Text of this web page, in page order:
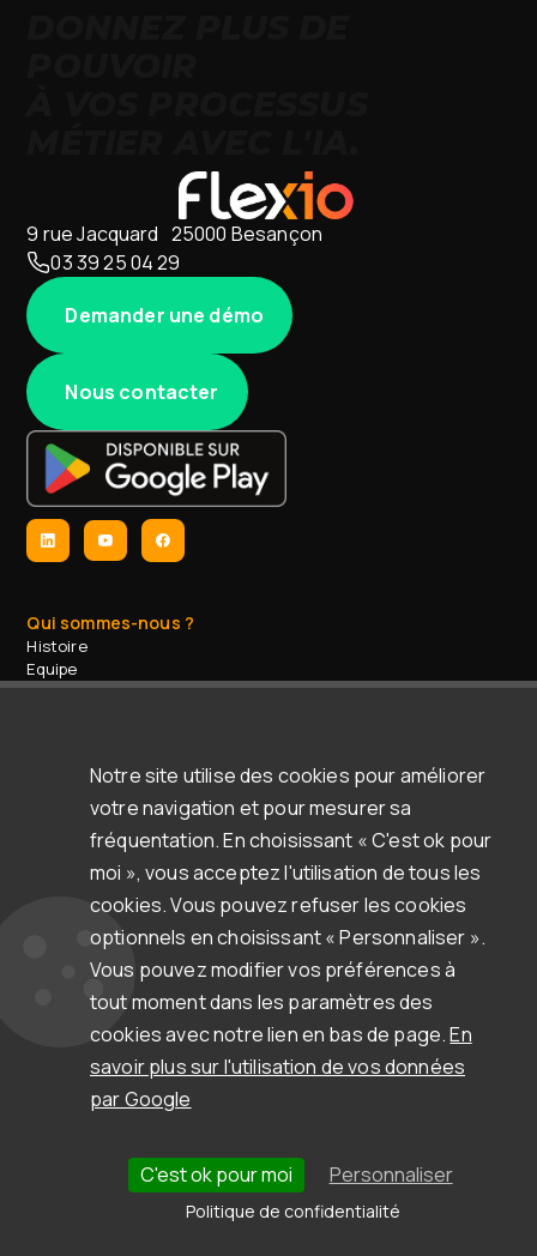
9 rue Jacquard 25000 Besançon
03 39 25 04 29
Demander une démo
Nous contacter
Qui sommes-nous ?
Histoire
Equipe
Le groupe Divalto
Nos services
Formations
Accompagnement / support
Espace d'aide & support
Ressources
Clients & témoignages
Newsletter
Documentation et autres ressources
Mentions légales
Politique de cookies
Politique de confidentialité
Notre site utilise des cookies pour améliorer
votre navigation et pour mesurer sa
fréquentation. En choisissant « C'est ok pour
moi », vous acceptez l'utilisation de tous les
cookies. Vous pouvez refuser les cookies
optionnels en choisissant « Personnaliser ».
Vous pouvez modifier vos préférences à
tout moment dans les paramètres des
cookies avec notre lien en bas de page.En
savoir plus sur l'utilisation de vos données
par Google
C'est ok pour moi Personnaliser
Politique de confidentialité